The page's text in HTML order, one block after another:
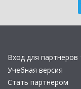
Вход для партнеров
Учебная версия
Стать партнером